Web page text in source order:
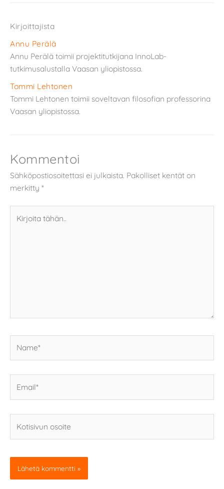
Kirjoittajista
Annu Perälä
Annu Perälä toimii projektitutkijana InnoLab-
tutkimusalustalla Vaasan yliopistossa.
Tommi Lehtonen
Tommi Lehtonen toimii soveltavan filosofian professorina
Vaasan yliopistossa.
Kommentoi
Sähköpostiosoitettasi ei julkaista. Pakolliset kentät on
merkitty *
tähän..
osoite